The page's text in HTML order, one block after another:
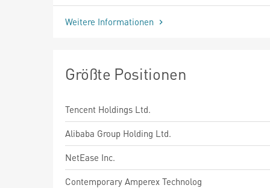
Weitere Informationen
Größte Positionen
Tencent Holdings Ltd.
Alibaba Group Holding Ltd.
NetEase Inc.
Contemporary Amperex Technolog